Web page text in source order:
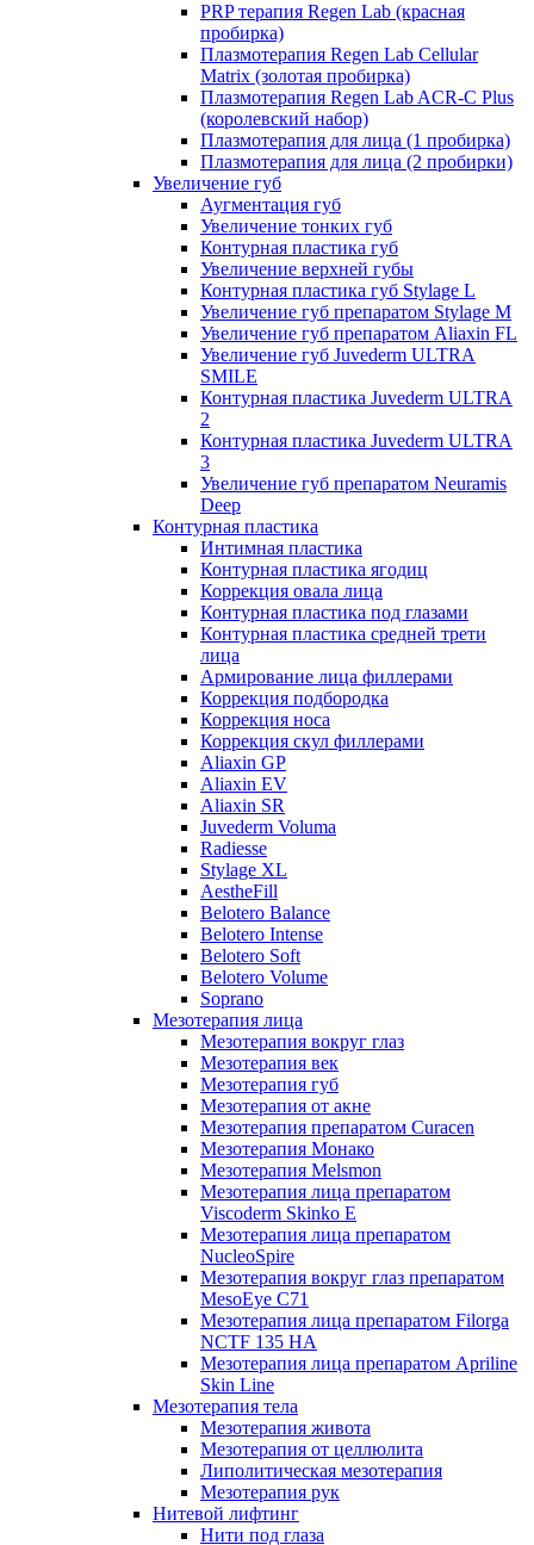
PRP терапия Regen Lab (красная
пробирка)
Плазмотерапия Regen Lab Cellular
Matrix (золотая пробирка)
Плазмотерапия Regen Lab ACR-C Plus
(королевский набор)
Плазмотерапия для лица (1 пробирка)
Плазмотерапия для лица (2 пробирки)
Увеличение губ
Аугментация губ
Увеличение тонких губ
Контурная пластика губ
Увеличение верхней губы
Контурная пластика губ Stylage L
Увеличение губ препаратом Stylage M
Увеличение губ препаратом Aliaxin FL
Увеличение губ Juvederm ULTRA
SMILE
Контурная пластика Juvederm ULTRA
2
Контурная пластика Juvederm ULTRA
3
Увеличение губ препаратом Neuramis
Deep
Контурная пластика
Интимная пластика
Контурная пластика ягодиц
Коррекция овала лица
Контурная пластика под глазами
Контурная пластика средней трети
лица
Армирование лица филлерами
Коррекция подбородка
Коррекция носа
Коррекция скул филлерами
Aliaxin GP
Aliaxin EV
Aliaxin SR
Juvederm Voluma
Radiesse
Stylage XL
AestheFill
Belotero Balance
Belotero Intense
Belotero Soft
Belotero Volume
Soprano
Мезотерапия лица
Мезотерапия вокруг глаз
Мезотерапия век
Мезотерапия губ
Мезотерапия от акне
Мезотерапия препаратом Curacen
Мезотерапия Монако
Мезотерапия Melsmon
Мезотерапия лица препаратом
Viscoderm Skinko E
Мезотерапия лица препаратом
NucleoSpire
Мезотерапия вокруг глаз препаратом
MesoEye С71
Мезотерапия лица препаратом Filorga
NCTF 135 HA
Мезотерапия лица препаратом Apriline
Skin Line
Мезотерапия тела
Мезотерапия живота
Мезотерапия от целлюлита
Липолитическая мезотерапия
Мезотерапия рук
Нитевой лифтинг
Нити под глаза